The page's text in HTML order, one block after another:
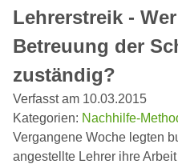
Lehrerstreik -
Betreuung der
zuständig?
Verfasst am 10.03.2015
Kategorien: Nachhilfe-
Vergangene Woche legten
angestellte Lehrer ihre